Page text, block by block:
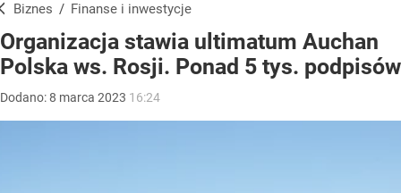
Biznes / Finanse i inwestycje
Organizacja stawia ultimatum Auchan
Polska ws. Rosji. Ponad 5 tys. podpisów
Dodano:8 marca 2023 16:24